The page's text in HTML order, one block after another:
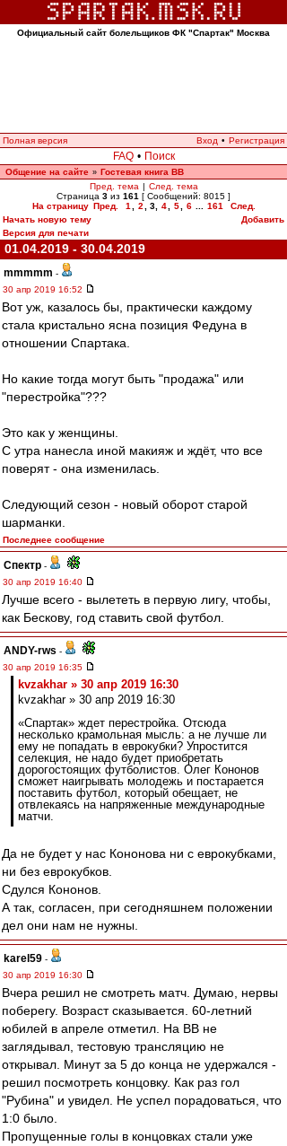
Официальный сайт болельщиков ФК "Спартак" Москва
Полная версия Вход • Регистрация
FAQ • Поиск
Общение на сайте » Гостевая книга ВВ
Пред. тема | След. тема
Страница 3 из 161 [ Сообщений: 8015 ]
На страницу Пред. 1 2 3, 4 5 6 161
След.
Начать новую тему
Добавить
Версия для печати
01.04.2019 - 30.04.2019
mmmmm -
30 апр 2019 16:52
Вот уж, казалось бы, практически каждому
стала кристально ясна позиция Федуна в
отношении Спартака.
Но какие тогда могут быть "продажа" или
"перестройка"???
Это как у женщины.
С утра нанесла иной макияж и ждёт, что все
поверят - она изменилась.
Следующий сезон - новый оборот старой
шарманки.
Последнее сообщение
Спектр -
30 апр 2019 16:40
Лучше всего - вылететь в первую лигу, чтобы,
как Бескову, год ставить свой футбол.
ANDY-rws -
30 апр 2019 16:35
kvzakhar » 30 апр 2019 16:30
kvzakhar » 30 апр 2019 16:30
«Спартак» ждет перестройка. Отсюда
несколько крамольная мысль: а не лучше ли
ему не попадать в еврокубки? Упростится
селекция, не надо будет приобретать
дорогостоящих футболистов. Олег Кононов
сможет наигрывать молодежь и постарается
поставить футбол, который обещает, не
отвлекаясь на напряженные международные
матчи.
Да не будет у нас Кононова ни с еврокубками,
ни без еврокубков.
Сдулся Кононов.
А так, согласен, при сегодняшнем положении
дел они нам не нужны.
karel59 -
30 апр 2019 16:30
Вчера решил не смотреть матч. Думаю, нервы
поберегу. Возраст сказывается. 60-летний
юбилей в апреле отметил. На ВВ не
заглядывал, тестовую трансляцию не
открывал. Минут за 5 до конца не удержался -
решил посмотреть концовку. Как раз гол
"Рубина" и увидел. Не успел порадоваться, что
1:0 было.
Пропущенные голы в концовках стали уже